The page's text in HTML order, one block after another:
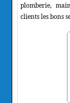
plomberie,
clients les bons